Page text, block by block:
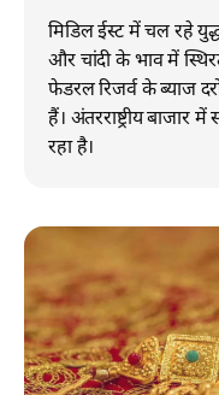
मिडिल ईस्ट में चल रहे
और चांदी के भाव में
फेडरल रिजर्व के ब्याज
हैं। अंतरराष्ट्रीय बाजार
रहा है।